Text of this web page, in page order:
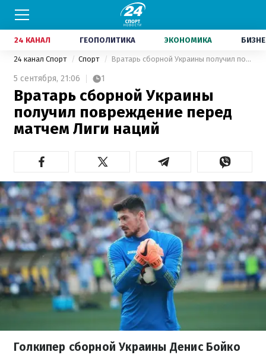
24 КАНАЛ ГЕОПОЛИТИКА ЭКОНОМИКА
24 канал Спорт Спорт Вратарь сборной Украины получил повреждение перед матчем Лиги наций
5 сентября, 21:06 1
Вратарь сборной Украины
получил повреждение перед
матчем Лиги наций
Голкипер сборной Украины Денис Бойко